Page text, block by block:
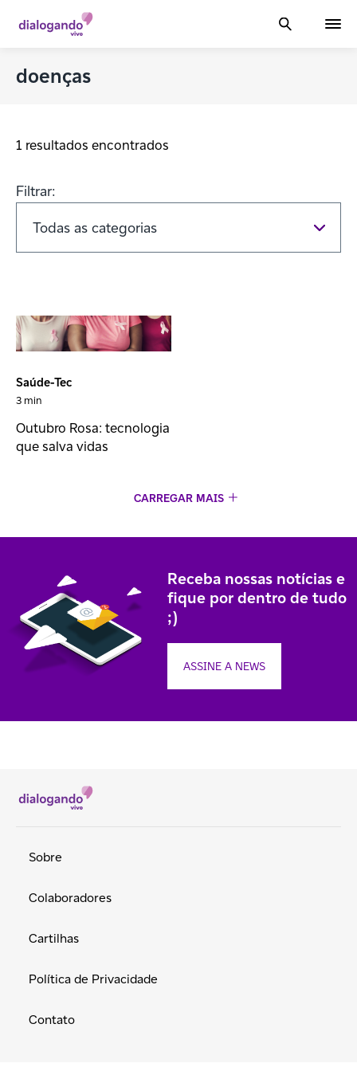
doenças
1 resultados encontrados
Filtrar:
Saúde-Tec
3 min
Outubro Rosa: tecnologia
que salva vidas
CARREGAR MAIS
Receba nossas notícias e
fique por dentro de tudo
;)
ASSINE A NEWS
Sobre
Colaboradores
Cartilhas
Política de Privacidade
Contato